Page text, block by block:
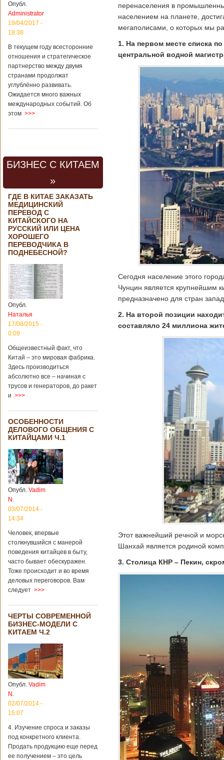
Опубл.
Administrator
19/04/2017 -
18:38
В текущем году всесторонние
отношения и стратегическое
партнерство между двумя
странами продолжат
углублённо развивать.
Ожидается много важных
международных событий. Об
этом >>>
БИЗНЕС С КИТАЕМ
»
ГДЕ В КИТАЕ ЗАКАЗАТЬ
МЕДИЦИНСКИЙ
ПЕРЕВОД С
КИТАЙСКОГО НА
РУССКИЙ ИЛИ ЦЕНА
ХОРОШЕГО
ПЕРЕВОДЧИКА В
ПОДНЕБЕСНОЙ?
Опубл.
Наталья
17/08/2015 -
0:09
Общеизвестный факт, что
Китай – это мировая фабрика.
Здесь производиться
абсолютно все – начиная с
трусов и генераторов, до ракет
и >>>
ОСОБЕННОСТИ
ДЕЛОВОГО ОБЩЕНИЯ С
КИТАЙЦАМИ Ч.1
Опубл. Vadim
N.
03/07/2014 -
14:34
Человек, впервые
столкнувшийся с манерой
поведения китайцев в быту,
часто бывает обескуражен.
Тоже происходит и во время
деловых переговоров. Вам
следует >>>
ЧЕРТЫ СОВРЕМЕННОЙ
БИЗНЕС-МОДЕЛИ С
КИТАЕМ Ч.2
Опубл. Vadim
N.
02/07/2014 -
15:07
4. Изучение спроса и заказы
под конкретного клиента.
Продать продукцию еще перед
ее получением – это цель
перенаселения в
населением на планете,
мегаполисами, о которых мы
1. На первом месте списка
центральной водной
Сегодня население этого
Чунцин является крупнейшим
предназначено для стран
2. На второй позиции
составляло 24 миллиона
Этот важнейший речной и
Шанхай является родиной
3. Столица КНР – Пекин,